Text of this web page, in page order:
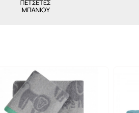
ΠΕΤΣΕΤΕΣ
ΜΠΑΝΙΟΥ